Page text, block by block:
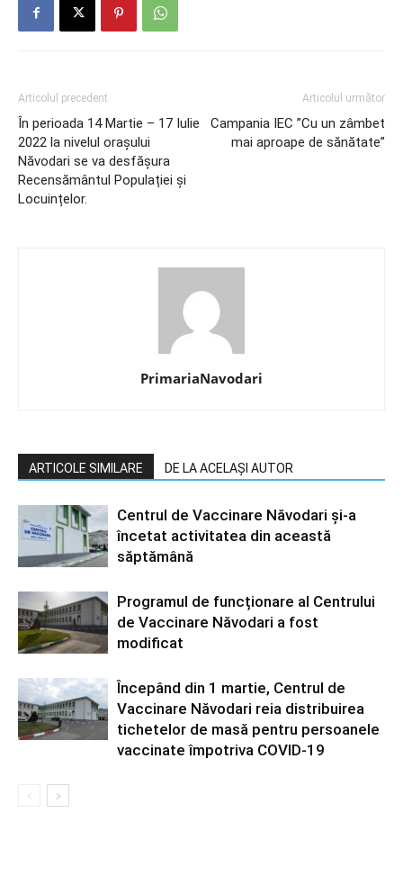
Articolul precedent
În perioada 14 Martie – 17 Iulie
2022 la nivelul orașului
Năvodari se va desfășura
Recensământul Populației și
Locuințelor.
Articolul următor
Campania IEC ”Cu un zâmbet
mai aproape de sănătate”
PrimariaNavodari
ARTICOLE SIMILARE DE LA ACELAȘI AUTOR
Centrul de Vaccinare Năvodari și-a
încetat activitatea din această
săptămână
Programul de funcționare al Centrului
de Vaccinare Năvodari a fost
modificat
Începând din 1 martie, Centrul de
Vaccinare Năvodari reia distribuirea
tichetelor de masă pentru persoanele
vaccinate împotriva COVID-19